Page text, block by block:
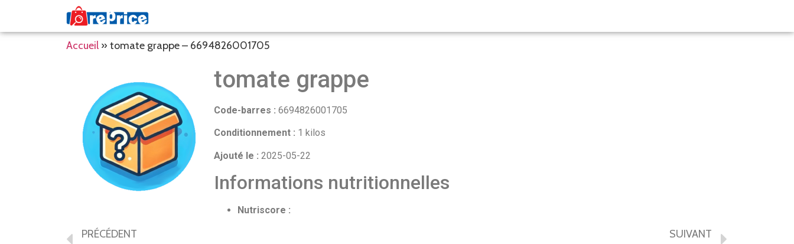
Accueil » tomate grappe – 6694826001705
tomate grappe
Code-barres : 6694826001705
Conditionnement : 1 kilos
Ajouté le : 2025-05-22
Informations nutritionnelles
Nutriscore :
PRÉCÉDENT SUIVANT